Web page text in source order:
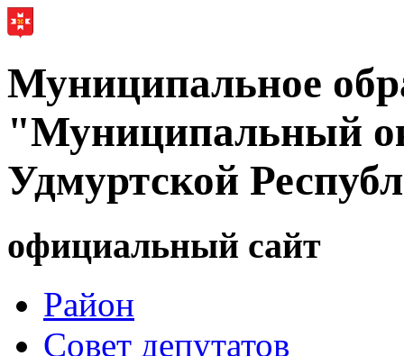
Муниципальное
"Муниципальный
Удмуртской
официальный сайт
Район
Совет депутатов